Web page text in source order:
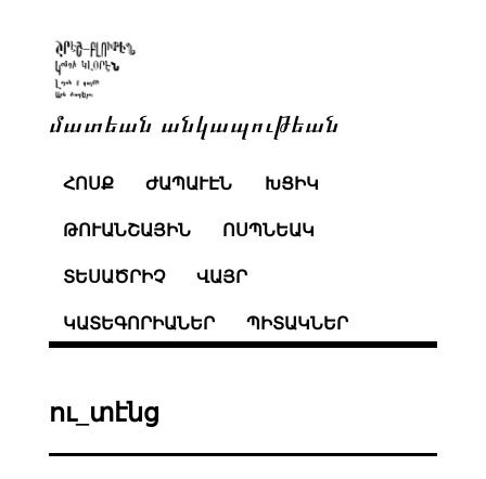
մատեան անկապութեան
ՀՈՍՔ ԺԱՊԱՒԷՆ ԽՑԻԿ
ԹՈՒԱՆՇԱՅԻՆ ՈՍՊՆԵԱԿ
ՏԵՍԱԾՐԻՉ ՎԱՅՐ
ԿԱՏԵԳՈՐԻԱՆԵՐ ՊԻՏԱԿՆԵՐ
ու_տէնց